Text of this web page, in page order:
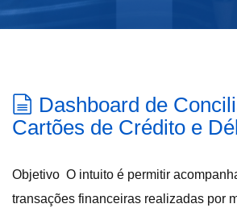
Dashboard de
Cartões de Crédito e
Objetivo O intuito é permitir
transações financeiras realizadas por